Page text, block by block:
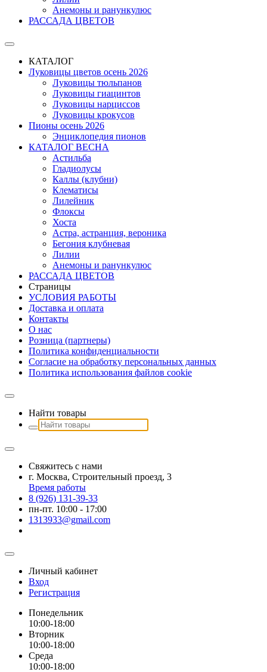
Анемоны и ранункулюс
РАССАДА ЦВЕТОВ
КАТАЛОГ
Луковицы цветов осень 2026
Луковицы тюльпанов
Луковицы гиацинтов
Луковицы нарциссов
Луковицы крокусов
Пионы осень 2026
Энциклопедия пионов
КАТАЛОГ ВЕСНА
Астильба
Гладиолусы
Каллы (клубни)
Клематисы
Лилейник
Флоксы
Хоста
Астра, астранция, вероника
Бегония клубневая
Лилии
Анемоны и ранункулюс
РАССАДА ЦВЕТОВ
Страницы
УСЛОВИЯ РАБОТЫ
Доставка и оплата
Контакты
О наc
Розница (партнеры)
Политика конфиденциальности
Согласие на обработку персональных данных
Политика использования файлов сookie
Найти товары
Свяжитесь с нами
г. Москва, Строительный проезд, 3
Время работы
8 (926) 131-39-33
пн-пт. 10:00 - 17:00
1313933@gmail.com
Личный кабинет
Вход
Регистрация
Понедельник
10:00-18:00
Вторник
10:00-18:00
Среда
10:00-18:00